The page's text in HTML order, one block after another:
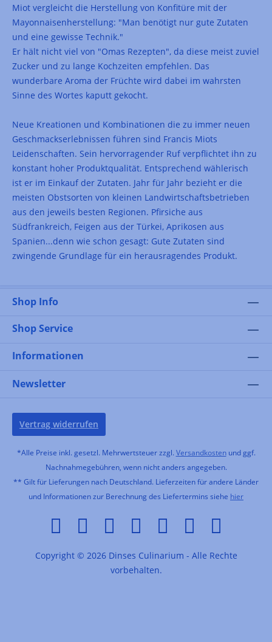
Miot vergleicht die Herstellung von Konfitüre mit der
Mayonnaisenherstellung: "Man benötigt nur gute Zutaten
und eine gewisse Technik."
Er hält nicht viel von "Omas Rezepten", da diese meist zuviel
Zucker und zu lange Kochzeiten empfehlen. Das
wunderbare Aroma der Früchte wird dabei im wahrsten
Sinne des Wortes kaputt gekocht.
Neue Kreationen und Kombinationen die zu immer neuen
Geschmackserlebnissen führen sind Francis Miots
Leidenschaften. Sein hervorragender Ruf verpflichtet ihn zu
konstant hoher Produktqualität. Entsprechend wählerisch
ist er im Einkauf der Zutaten. Jahr für Jahr bezieht er die
meisten Obstsorten von kleinen Landwirtschaftsbetrieben
aus den jeweils besten Regionen. Pfirsiche aus
Südfrankreich, Feigen aus der Türkei, Aprikosen aus
Spanien...denn wie schon gesagt: Gute Zutaten sind
zwingende Grundlage für ein herausragendes Produkt.
Shop Info
Shop Service
Informationen
Newsletter
Vertrag widerrufen
*Alle Preise inkl. gesetzl. Mehrwertsteuer zzgl. Versandkostenund ggf.
Nachnahmegebühren, wenn nicht anders angegeben.
** Gilt für Lieferungen nach Deutschland. Lieferzeiten für andere Länder
und Informationen zur Berechnung des Liefertermins siehe hier
Copyright © 2026 Dinses Culinarium - Alle Rechte
vorbehalten.